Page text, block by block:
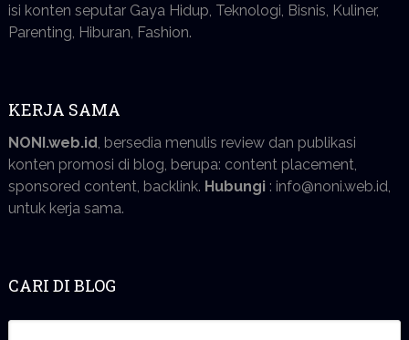
isi konten seputar Gaya Hidup, Teknologi, Bisnis, Kuliner,
Parenting, Hiburan, Fashion.
KERJA SAMA
NONI.web.id , bersedia menulis review dan publikasi
konten promosi di blog, berupa: content placement,
sponsored content, backlink. Hubungi: info@noni.web.id,
untuk kerja sama.
CARI DI BLOG